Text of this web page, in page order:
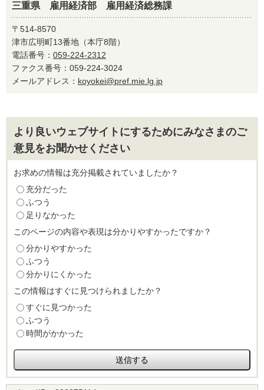
三重県 雇用経済部 雇用経済総務課
〒514-8570
津市広明町13番地（本庁8階）
電話番号： 059-224-2312
ファクス番号：059-224-3024
メールアドレス： koyokei@pref.mie.lg.jp
より良いウェブサイトにするためにみなさまのご
意見をお聞かせください
お求めの情報は充分掲載されていましたか？
充分だった
ふつう
足りなかった
このページの内容や表現は分かりやすかったですか？
分かりやすかった
ふつう
分かりにくかった
この情報はすぐに見つけられましたか？
すぐに見つかった
ふつう
時間がかかった